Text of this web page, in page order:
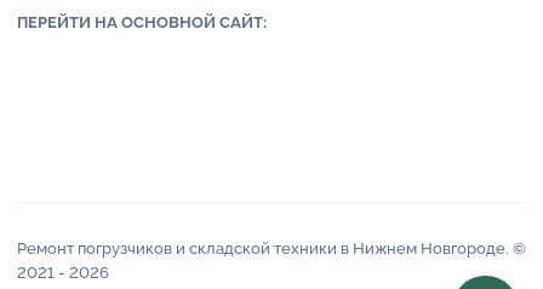
ПЕРЕЙТИ НА ОСНОВНОЙ САЙТ:
Ремонт погрузчиков и складской техники в Нижнем Новгороде. ©
2021 - 2026